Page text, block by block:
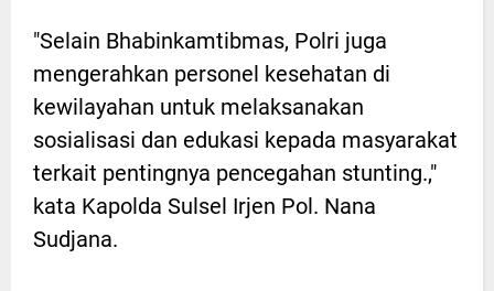
"Selain Bhabinkamtibmas, Polri juga
mengerahkan personel kesehatan di
kewilayahan untuk melaksanakan
sosialisasi dan edukasi kepada masyarakat
terkait pentingnya pencegahan stunting.,"
kata Kapolda Sulsel Irjen Pol. Nana
Sudjana.